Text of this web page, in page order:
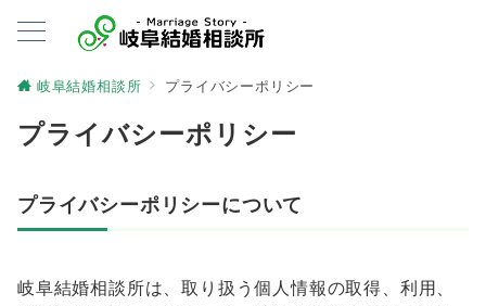
岐阜結婚相談所 プライバシーポリシー
プライバシーポリシー
プライバシーポリシーについて
岐阜結婚相談所は、取り扱う個人情報の取得、利用、